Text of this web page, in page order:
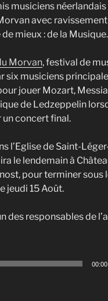
musiciens
avec
mieux : de la Musique.
Morvan, festival de
six musiciens
jouer Mozart,
de Ledzeppelin
concert final.
l’Eglise de Saint-
le lendemain à
pour terminer sous
jeudi 15 Août.
des responsables de
00:00